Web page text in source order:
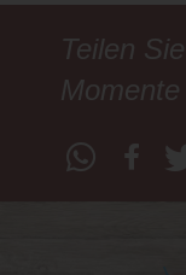
Teilen